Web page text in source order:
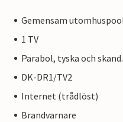
Gemensam
1 TV
Parabol, tyska och skand.
DK-DR1/TV2
Internet (trådlöst)
Brandvarnare